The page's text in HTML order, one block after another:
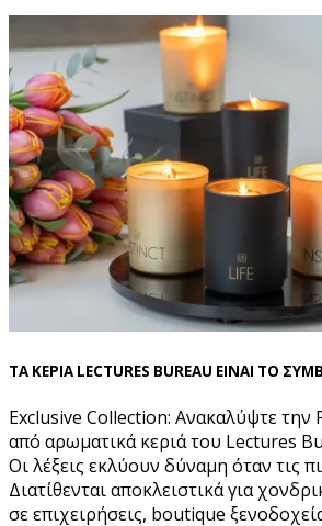
ΤΑ ΚΕΡΙΑ LECTURES BUREAU ΕΙΝΑΙ ΤΟ
Exclusive Collection: Ανακαλύψτε την
από αρωματικά κεριά του Lectures
Οι λέξεις εκλύουν δύναμη όταν τις
Διατίθενται αποκλειστικά για
σε επιχειρήσεις, boutique